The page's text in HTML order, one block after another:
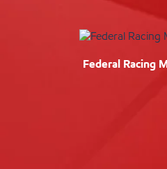
Federal Racing